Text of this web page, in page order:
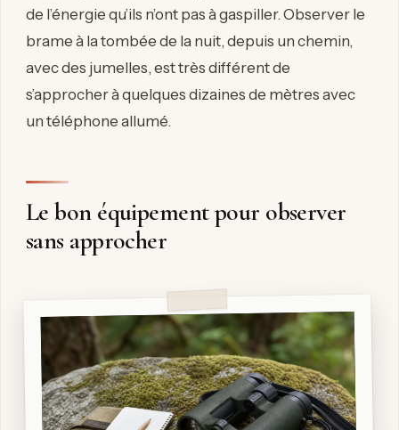
de l’énergie qu’ils n’ont pas à gaspiller. Observer le
brame à la tombée de la nuit, depuis un chemin,
avec des jumelles, est très différent de
s’approcher à quelques dizaines de mètres avec
un téléphone allumé.
Le bon équipement pour observer
sans approcher